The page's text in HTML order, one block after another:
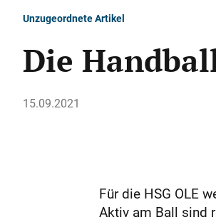
Unzugeordnete Artikel
Die
15.09.2021
Für die HSG OLE
Aktiv am Ball sind